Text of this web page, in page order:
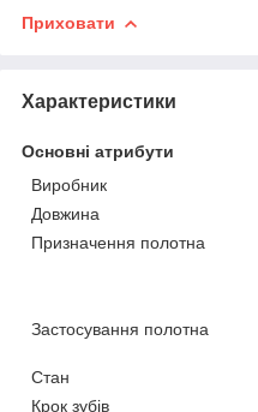
Приховати
Характеристики
Основні атрибути
Виробник
Довжина
Призначення полотна
Застосування полотна
Стан
Крок зубів